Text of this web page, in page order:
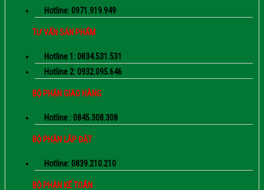
Hotline: 0971.919.949
TƯ VẤN SẢN PHẨM
Hotline 1: 0834.531.531
Hotline 2: 0932.095.646
BỘ PHẬN GIAO HÀNG
Hotline : 0845.308.308
BỘ PHẬN LẮP ĐẶT
Hotline: 0839.210.210
BỘ PHẬN KẾ TOÁN